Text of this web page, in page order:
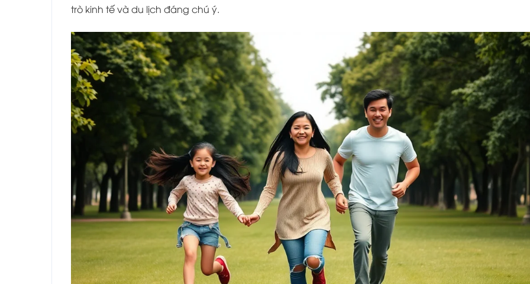
trò kinh tế và du lịch đáng chú ý.